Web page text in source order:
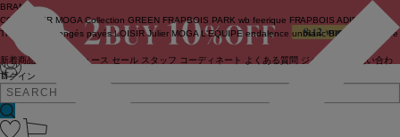
ログイン
BRAND
COUTURIER MOGA Collection GREEN FRAPBOIS PARK wb feerique FRAPBOIS ADIEU
TRISTESSE
congés payés LOISIR Julier MOGA L'EQUIPE endalence unbilanc BIGI online store
新着商品 ニュース セール スタッフ コーディネート よくある質問 ジャーナル
お問い合わ
せ